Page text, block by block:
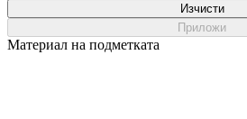
Изчисти
Приложи
Материал на подметката